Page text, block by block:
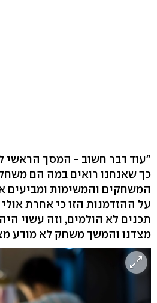
"עוד דבר חשוב - המסך הראשי
כך שאנחנו רואים במה הם
המשחקים והמשימות ומביעים
על ההזדמנות הזו כי אחרת אולי
תכנים לא הולמים, וזה עשוי
מצדנו והמשך משחק לא מודע